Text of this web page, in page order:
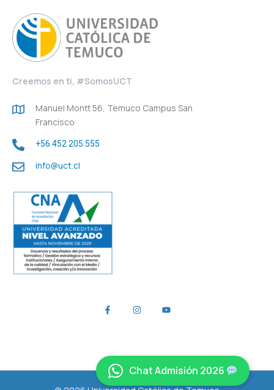
Creemos en ti, #SomosUCT
Manuel Montt 56, Temuco Campus San
Francisco
+56 452 205 555
info@uct.cl
Chat Admisión 2026